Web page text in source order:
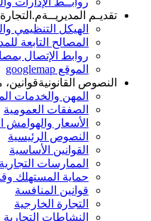
تقديـم المديريــةم.التجارة
الهيكل التنظيمي
المصالح التابعة
روابط الإتصال
الموقع googlemap
النصوص القانونية
المهن والخدمات
الصفقات العمومية
الأسعار والهوامش
النصوص الرئيسية
القوانين الأساسية
الممارسات التجارية
حماية المستهلك
قوانين المنافسة
التجارة الخارجية
النشاطات التجارية